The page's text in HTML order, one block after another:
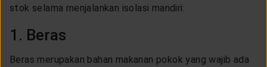
stok selama menjalankan isolasi mandiri:
1. Beras
Beras merupakan bahan makanan pokok yang wajib ada